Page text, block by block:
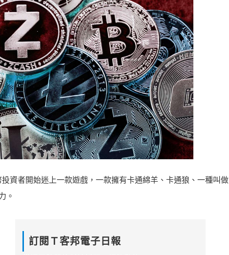
資者開始迷上一款遊戲，一款擁有卡通綿羊、卡通狼、一種叫做
。
訂閱Ｔ客邦電子日報